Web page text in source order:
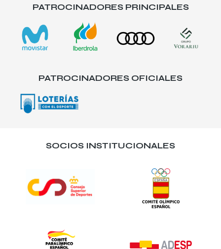
PATROCINADORES PRINCIPALES
PATROCINADORES OFICIALES
SOCIOS INSTITUCIONALES